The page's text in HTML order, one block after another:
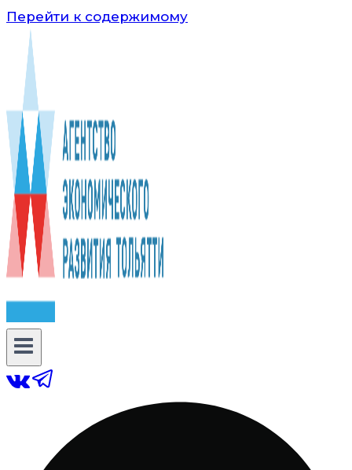
Перейти к содержимому